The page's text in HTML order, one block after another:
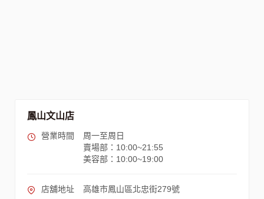
鳳山文山店
營業時間
周一至周日
賣場部：10:00~21:55
美容部：10:00~19:00
店舖地址 高雄市鳳山區北忠街279號